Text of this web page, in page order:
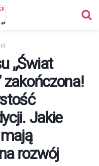
„Świat
zakończona!
Jakie
rozwój